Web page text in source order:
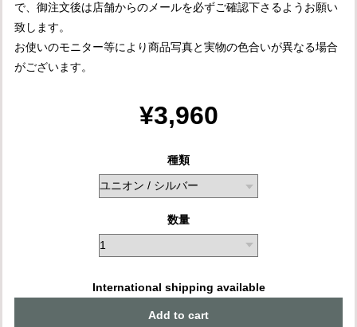
で、御注文後は店舗からのメールを必ずご確認下さるようお願い
致します。
お使いのモニター等により商品写真と実物の色合いが異なる場合
がございます。
¥3,960
種類
数量
International shipping available
Add to cart